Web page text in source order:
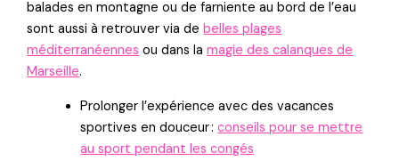
balades en montagne ou de farniente au bord de l’eau
sont aussi à retrouver via debelles plages
méditerranéennes ou dans lamagie des calanques de
Marseille.
Prolonger l’expérience avec des vacances
sportives en douceur :conseils pour se mettre
au sport pendant les congés